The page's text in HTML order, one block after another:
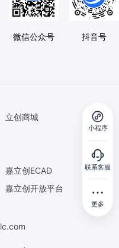
小程序
联系客服
更多
微信公众号 抖音号
立创商城
嘉立创ECAD
嘉立创开放平台